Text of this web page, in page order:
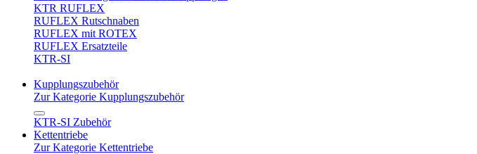
KTR RUFLEX
RUFLEX Rutschnaben
RUFLEX mit ROTEX
RUFLEX Ersatzteile
KTR-SI
Kupplungszubehör
Zur Kategorie Kupplungszubehör
KTR-SI Zubehör
Kettentriebe
Zur Kategorie Kettentriebe